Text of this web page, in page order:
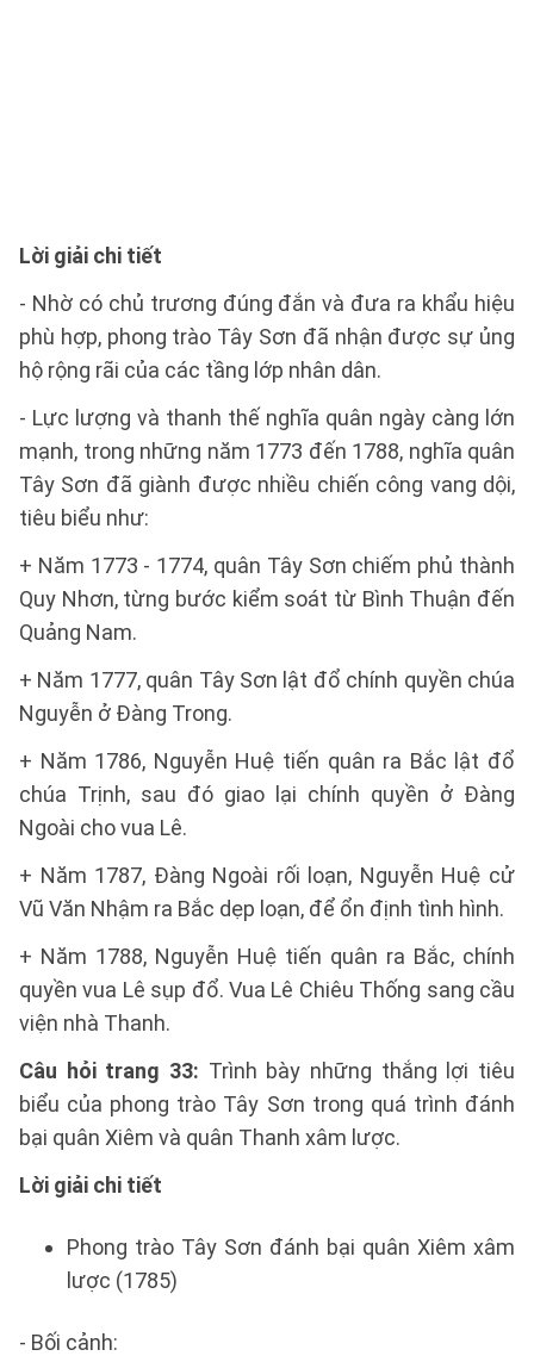
Lời giải chi tiết
- Nhờ có chủ trương đúng đắn và đưa ra khẩu hiệu
phù hợp, phong trào Tây Sơn đã nhận được sự ủng
hộ rộng rãi của các tầng lớp nhân dân.
- Lực lượng và thanh thế nghĩa quân ngày càng lớn
mạnh, trong những năm 1773 đến 1788, nghĩa quân
Tây Sơn đã giành được nhiều chiến công vang dội,
tiêu biểu như:
+ Năm 1773 - 1774, quân Tây Sơn chiếm phủ thành
Quy Nhơn, từng bước kiểm soát từ Bình Thuận đến
Quảng Nam.
+ Năm 1777, quân Tây Sơn lật đổ chính quyền chúa
Nguyễn ở Đàng Trong.
+ Năm 1786, Nguyễn Huệ tiến quân ra Bắc lật đổ
chúa Trịnh, sau đó giao lại chính quyền ở Đàng
Ngoài cho vua Lê.
+ Năm 1787, Đàng Ngoài rối loạn, Nguyễn Huệ cử
Vũ Văn Nhậm ra Bắc dẹp loạn, để ổn định tình hình.
+ Năm 1788, Nguyễn Huệ tiến quân ra Bắc, chính
quyền vua Lê sụp đổ. Vua Lê Chiêu Thống sang cầu
viện nhà Thanh.
Câu hỏi trang 33: Trình bày những thắng lợi tiêu
biểu của phong trào Tây Sơn trong quá trình đánh
bại quân Xiêm và quân Thanh xâm lược.
Lời giải chi tiết
Phong trào Tây Sơn đánh bại quân Xiêm xâm
lược (1785)
- Bối cảnh: